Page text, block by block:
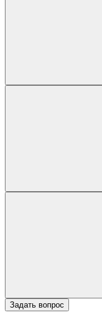
Задать вопрос